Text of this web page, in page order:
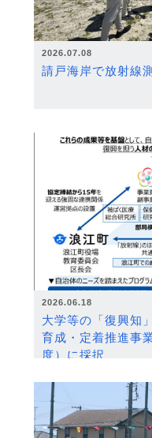
2026.07.08
請戸海岸で放射線
2026.06.18
大学等の「復興知
育成・定着推進事
度）に採択